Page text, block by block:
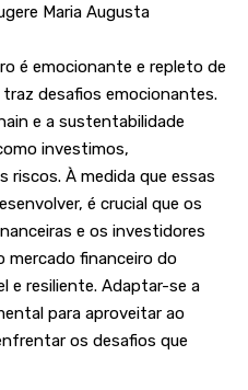
Maria Augusta
é emocionante e repleto de
desafios emocionantes.
e a sustentabilidade
investimos,
riscos. À medida que essas
é crucial que os
e os investidores
mercado financeiro do
e resiliente. Adaptar-se a
para aproveitar ao
os desafios que